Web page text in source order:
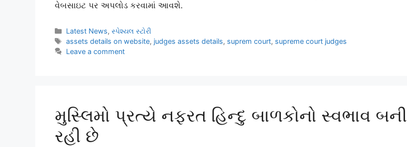
વેબસાઇટ પર અપલોડ કરવામાં આવશે.
Latest News,સ્પેશ્યલ સ્ટોરી
assets details on website, judges assets details, suprem court, supreme court judges
Leave a comment
મુસ્લિમો પ્રત્યે નફરત હિન્દુ બાળકોનો સ્વભાવ બની
રહી છે